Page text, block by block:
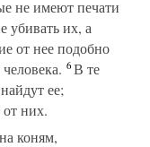
не имеют печати
убивать их, а
от нее подобно
6В те
ее;
них.
коням,